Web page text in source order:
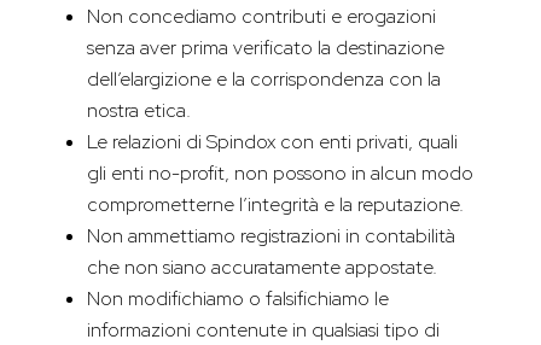
Non concediamo contributi e erogazioni
senza aver prima verificato la destinazione
dell’elargizione e la corrispondenza con la
nostra etica.
Le relazioni di Spindox con enti privati, quali
gli enti no-profit, non possono in alcun modo
comprometterne l’integrità e la reputazione.
Non ammettiamo registrazioni in contabilità
che non siano accuratamente appostate.
Non modifichiamo o falsifichiamo le
informazioni contenute in qualsiasi tipo di